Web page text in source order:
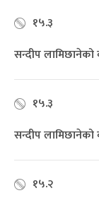
१५.३
सन्दीप
१५.३
सन्दीप
१५.२